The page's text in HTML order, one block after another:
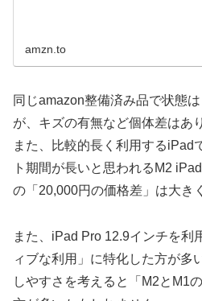
amzn.to
同じamazon整備済み品で状態
が、キズの有無など個体差はあ
また、比較的長く利用するiPad
ト期間が長いと思われるM2
の「20,000円の価格差」は大き
また、iPad Pro 12.9インチを利
ィブな利用」に特化した方が多
しやすさを考えると「M2とM1